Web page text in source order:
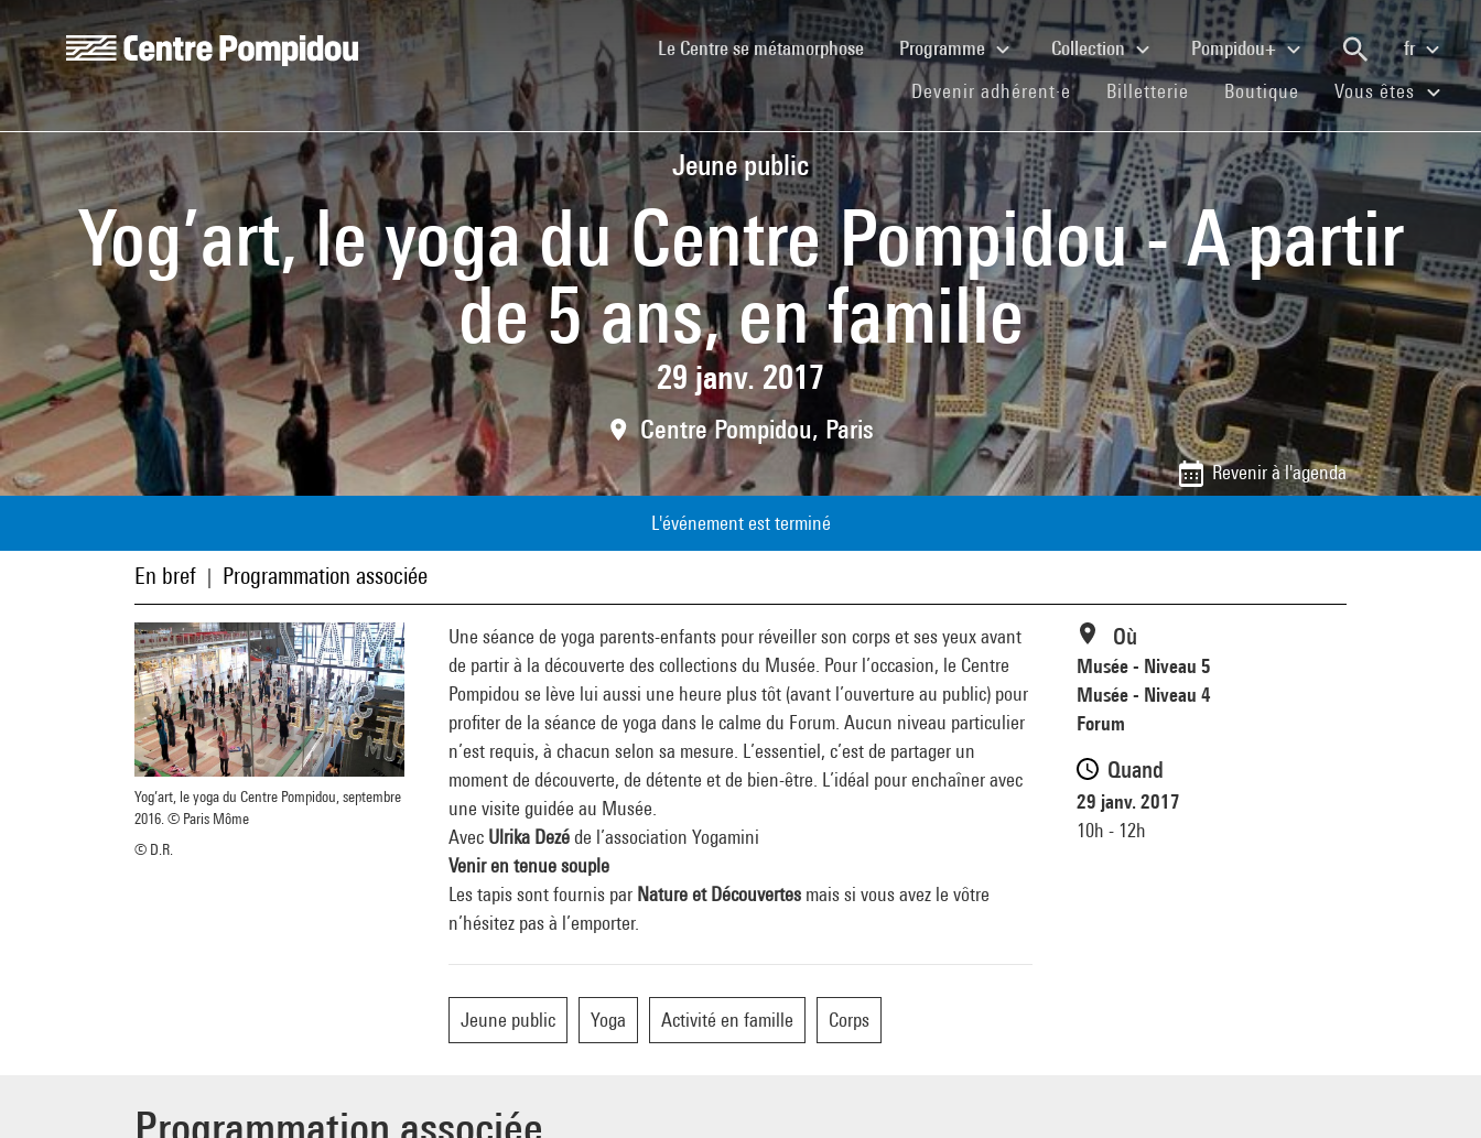
Aller au contenu principal
Centre Pompidou
Le Centre se métamorphose(current)Programme Collection Pompidou+
fr
Devenir adhérent·e(current)Billetterie(current)Boutique(current)Vous êtes
Jeune public
Yog’art, le yoga du Centre Pompidou - A partir
de 5 ans, en famille
29 janv. 2017
Centre Pompidou, Paris
Revenir à l'agenda
L'événement est terminé
En bref Programmation associée
Yog’art, le yoga du Centre Pompidou, septembre
2016. © Paris Môme
© D.R.
Une séance de yoga parents-enfants pour réveiller son corps et ses yeux avant
de partir à la découverte des collections du Musée. Pour l’occasion, le Centre
Pompidou se lève lui aussi une heure plus tôt (avant l’ouverture au public) pour
profiter de la séance de yoga dans le calme du Forum. Aucun niveau particulier
n’est requis, à chacun selon sa mesure. L’essentiel, c’est de partager un
moment de découverte, de détente et de bien-être. L’idéal pour enchaîner avec
une visite guidée au Musée.
Avec Ulrika Dezéde l’association Yogamini
Venir en tenue souple
Les tapis sont fournis par Nature et Découvertes mais si vous avez le vôtre
n’hésitez pas à l’emporter.
Jeune public Yoga Activité en famille Corps
Où
Musée - Niveau 5
Musée - Niveau 4
Forum
Quand
29 janv. 2017
10h - 12h
Programmation associée